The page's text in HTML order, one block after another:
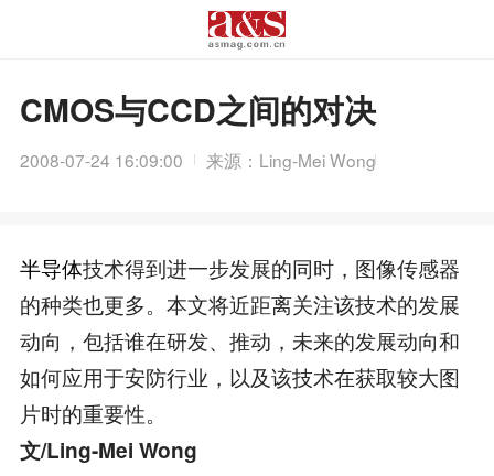
CMOS与CCD之间的对决
2008-07-24 16:09:00 来源：Ling-Mei Wong
半导体技术得到进一步发展的同时，图像传感器
的种类也更多。本文将近距离关注该技术的发展
动向，包括谁在研发、推动，未来的发展动向和
如何应用于安防行业，以及该技术在获取较大图
片时的重要性。
文/Ling-Mei Wong